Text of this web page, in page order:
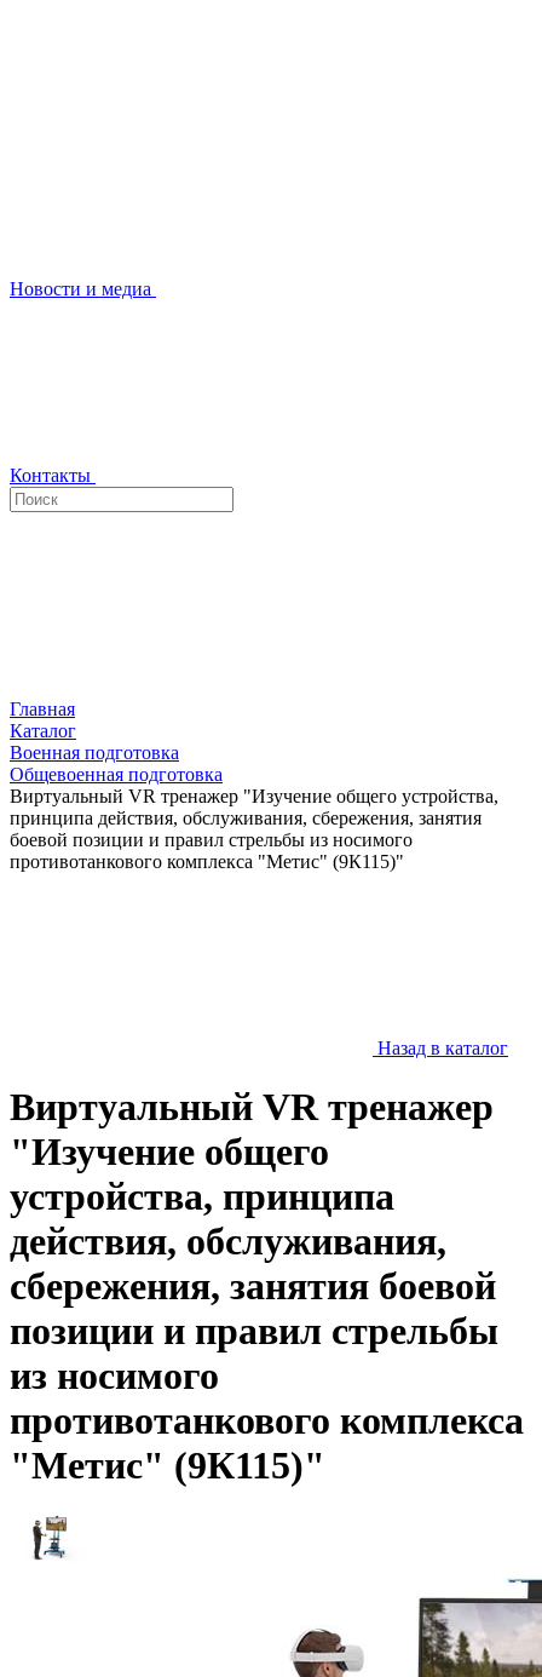
Новости и медиа
Контакты
Главная
Каталог
Военная подготовка
Общевоенная подготовка
Виртуальный VR тренажер "Изучение общего устройства,
принципа действия, обслуживания, сбережения, занятия
боевой позиции и правил стрельбы из носимого
противотанкового комплекса "Метис" (9К115)"
Назад в каталог
Виртуальный VR тренажер
"Изучение общего
устройства, принципа
действия, обслуживания,
сбережения, занятия боевой
позиции и правил стрельбы
из носимого
противотанкового комплекса
"Метис" (9К115)"